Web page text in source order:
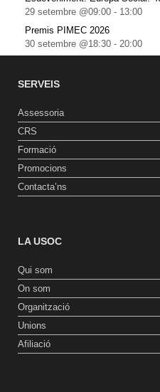
29 setembre @09:00 - 13:00
Premis PIMEC 2026
30 setembre @18:30 - 20:00
SERVEIS
Assessoria
CRS
Formació
Promocions
Contacta’ns
LA USOC
Qui som
On som
Organització
Unions
Afiliació